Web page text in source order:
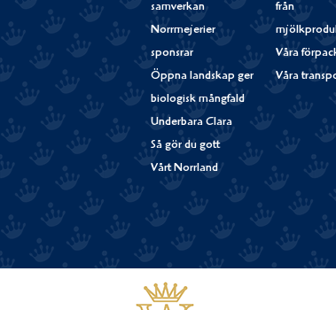
samverkan
Norrmejerier
sponsrar
Öppna landskap ger
biologisk mångfald
Underbara Clara
Så gör du gott
Vårt Norrland
från
Våra
Våra